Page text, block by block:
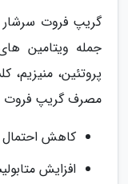
گریپ فروت سرشار
پروتئین،
مصرف گریپ فروت
کاهش احتمال
افزایش